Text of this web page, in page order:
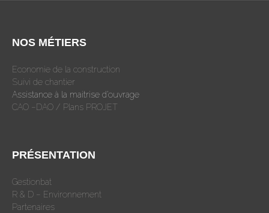
NOS MÉTIERS
Economie de la construction
Suivi de chantier
Assistance à la maitrise d’ouvrage
CAO –DAO / Plans PROJET
PRÉSENTATION
Gestionbat
R & D – Environnement
Partenaires